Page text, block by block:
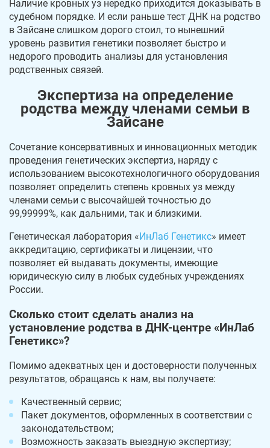
Наличие кровных уз нередко приходится доказывать в
судебном порядке. И если раньше тест ДНК на родство
в Зайсане слишком дорого стоил, то нынешний
уровень развития генетики позволяет быстро и
недорого проводить анализы для установления
родственных связей.
Экспертиза на определение
родства между членами семьи в
Зайсане
Сочетание консервативных и инновационных методик
проведения генетических экспертиз, наряду с
использованием высокотехнологичного оборудования
позволяет определить степень кровных уз между
членами семьи с высочайшей точностью до
99,99999%, как дальними, так и близкими.
Генетическая лаборатория « ИнЛаб Генетикс» имеет
аккредитацию, сертификаты и лицензии, что
позволяет ей выдавать документы, имеющие
юридическую силу в любых судебных учреждениях
России.
Сколько стоит сделать анализ на
установление родства в ДНК-центре «ИнЛаб
Генетикс»?
Помимо адекватных цен и достоверности полученных
результатов, обращаясь к нам, вы получаете:
Качественный сервис;
Пакет документов, оформленных в соответствии с
законодательством;
Возможность заказать выездную экспертизу;